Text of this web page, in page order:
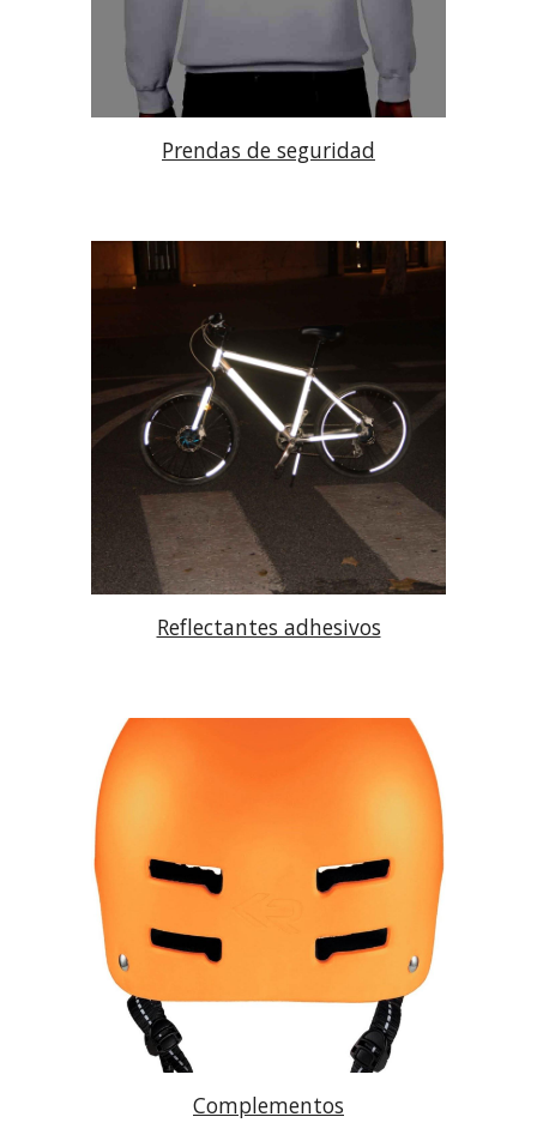
Prendas de seguridad
Reflectantes adhesivos
Complementos